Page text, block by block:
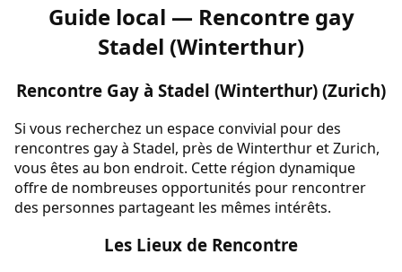
Guide local — Rencontre gay
Stadel (Winterthur)
Rencontre Gay à Stadel (Winterthur) (Zurich)
Si vous recherchez un espace convivial pour des
rencontres gay à Stadel, près de Winterthur et Zurich,
vous êtes au bon endroit. Cette région dynamique
offre de nombreuses opportunités pour rencontrer
des personnes partageant les mêmes intérêts.
Les Lieux de Rencontre